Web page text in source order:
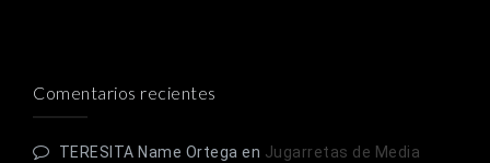
Comentarios recientes
TERESITA Name Ortega en Jugarretas de Media